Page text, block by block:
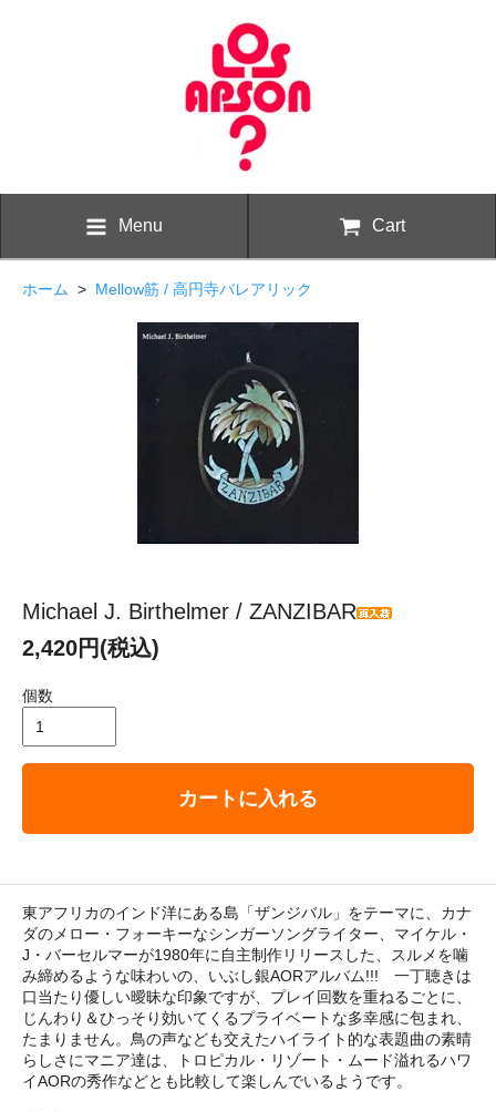
Menu Cart
ホーム > Mellow筋 / 高円寺バレアリック
Michael J. Birthelmer / ZANZIBAR
2,420円(税込)
個数
カートに入れる
東アフリカのインド洋にある島「ザンジバル」をテーマに、カナ
ダのメロー・フォーキーなシンガーソングライター、マイケル・
J・バーセルマーが1980年に自主制作リリースした、スルメを噛
み締めるような味わいの、いぶし銀AORアルバム!!! 一丁聴きは
口当たり優しい曖昧な印象ですが、プレイ回数を重ねるごとに、
じんわり＆ひっそり効いてくるプライベートな多幸感に包まれ、
たまりません。鳥の声なども交えたハイライト的な表題曲の素晴
らしさにマニア達は、トロピカル・リゾート・ムード溢れるハワ
イAORの秀作などとも比較して楽しんでいるようです。